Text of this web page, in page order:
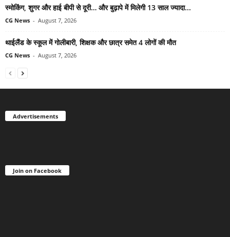
स्मोकिंग, शुगर और हाई बीपी से दूरी… और बुढ़ापे में मिलेगी 13 साल ज्यादा...
CG News - August 7, 2026
थाईलैंड के स्कूल में गोलीबारी, शिक्षक और छात्र समेत 4 लोगों की मौत
CG News - August 7, 2026
Advertisements
Join on Facebook